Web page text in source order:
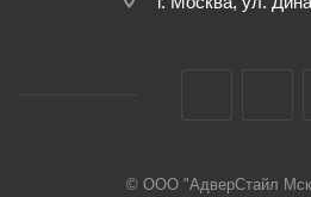
© ООО "АдверСтайл